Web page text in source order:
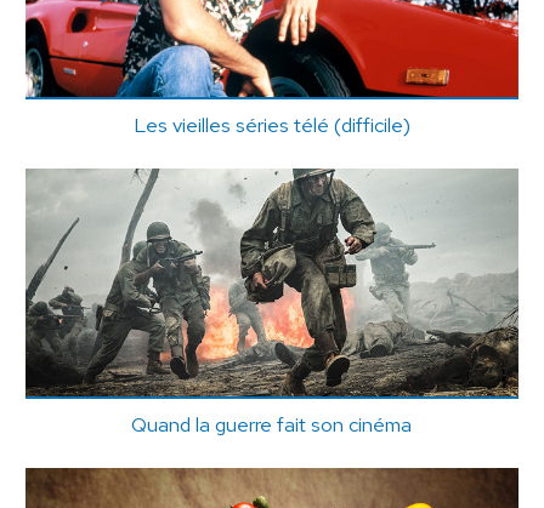
Les vieilles séries télé (difficile)
Quand la guerre fait son cinéma